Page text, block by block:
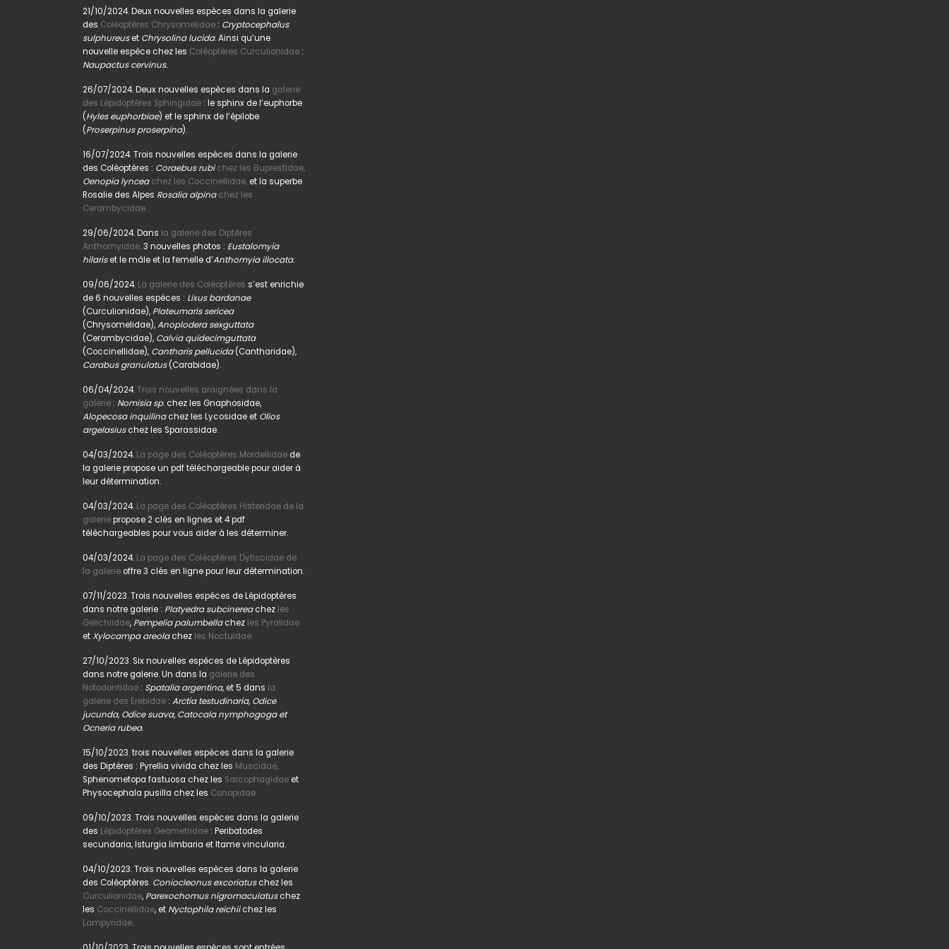
21/10/2024. Deux nouvelles espèces dans la galerie
des Coléoptères Chrysomelidae : Cryptocephalus
sulphureuset Chrysolina lucida. Ainsi qu’une
nouvelle espèce chez les Coléoptères Curculionidae :
Naupactus cervinus.
26/07/2024. Deux nouvelles espèces dans la galerie
des Lépidoptères Sphingidae : le sphinx de l’euphorbe
(Hyles euphorbiae) et le sphinx de l’épilobe
(Proserpinus proserpina).
16/07/2024. Trois nouvelles espèces dans la galerie
des Coléoptères : Coraebus rubi chez les Buprestidae,
Oenopia lyncea chez les Coccinellidae,et la superbe
Rosalie des Alpes Rosalia alpina chez les
Cerambycidae.
29/06/2024. Dans la galerie des Diptères
Anthomyidae,3 nouvelles photos : Eustalomyia
hilariset le mâle et la femelle d’Anthomyia illocata.
09/06/2024. La galerie des Coléoptères s’est enrichie
de 6 nouvelles espèces : Lixus bardanae
(Curculionidae), Plateumaris sericea
(Chrysomelidae),Anoplodera sexguttata
(Cerambycidae), Calvia quidecimguttata
(Coccinellidae), Cantharis pellucida(Cantharidae),
Carabus granulatus(Carabidae).
06/04/2024.Trois nouvelles araignées dans la
galerie : Nomisia sp. chez les Gnaphosidae,
Alopecosa inquilinachez les Lycosidae et Olios
argelasiuschez les Sparassidae.
04/03/2024. La page des Coléoptères Mordellidaede
la galerie propose un pdf téléchargeable pour aider à
leur détermination.
04/03/2024. La page des Coléoptères Histeridae de la
galeriepropose 2 clés en lignes et 4 pdf
téléchargeables pour vous aider à les déterminer.
04/03/2024. La page des Coléoptères Dytiscidae de
la galerie offre 3 clés en ligne pour leur détermination.
07/11/2023. Trois nouvelles espèces de Lépidoptères
dans notre galerie : Platyedra subcinereachez les
Gelichiidae, Pempelia palumbellachez les Pyralidae
etXylocampa areolachez les Noctuidae.
27/10/2023. Six nouvelles espèces de Lépidoptères
dans notre galerie. Un dans la galerie des
Notodontidae : Spatalia argentina,et 5 dans la
galerie des Erebidae : Arctia testudinaria, Odice
jucunda, Odice suava, Catocala nymphogoga et
Ocneria rubea.
15/10/2023. trois nouvelles espèces dans la galerie
des Diptères : Pyrellia vivida chez les Muscidae,
Sphenometopa fastuosa chez les Sarcophagidaeet
Physocephala pusilla chez les Conopidae.
09/10/2023. Trois nouvelles espèces dans la galerie
des Lépidoptères Geometridae : Peribatodes
secundaria, Isturgia limbaria et Itame vincularia.
04/10/2023. Trois nouvelles espèces dans la galerie
des Coléoptères. Coniocleonus excoriatuschez les
Curculionidae, Parexochomus nigromaculatuschez
les Coccinellidae, et Nyctophila reichiichez les
Lampyridae.